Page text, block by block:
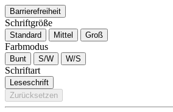
Barrierefreiheit
Schriftgröße
Standard Mittel Groß
Farbmodus
Bunt S/W W/S
Schriftart
Leseschrift
Zurücksetzen